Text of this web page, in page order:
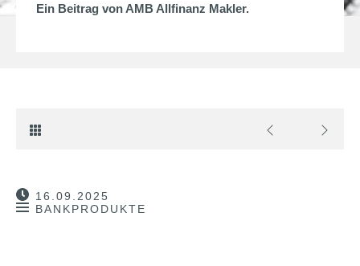
Ein Beitrag von AMB Allfinanz Makler.
16.09.2025
BANKPRODUKTE